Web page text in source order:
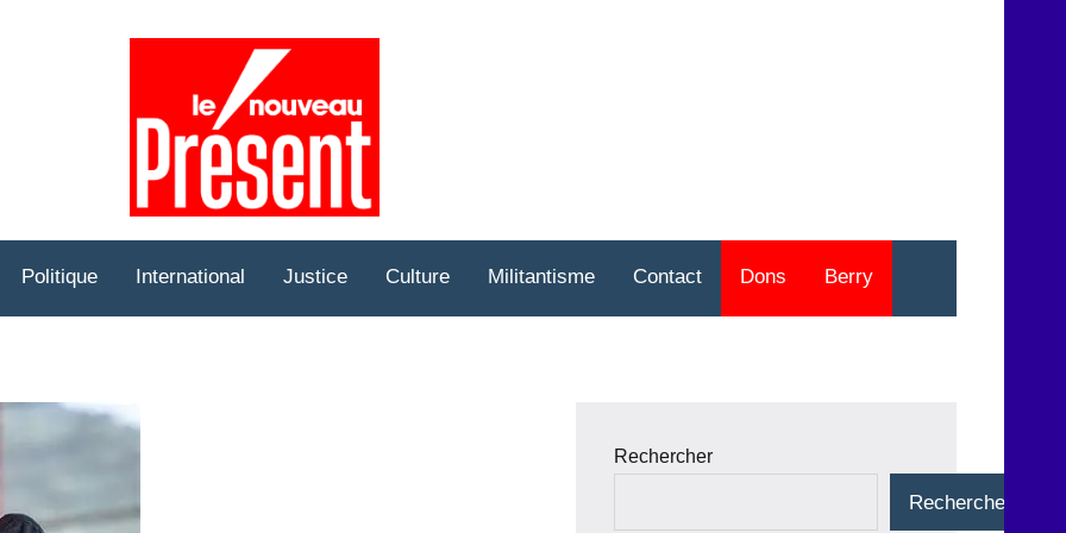
Politique International Justice Culture Militantisme Contact Dons Berry
Rechercher
Rechercher